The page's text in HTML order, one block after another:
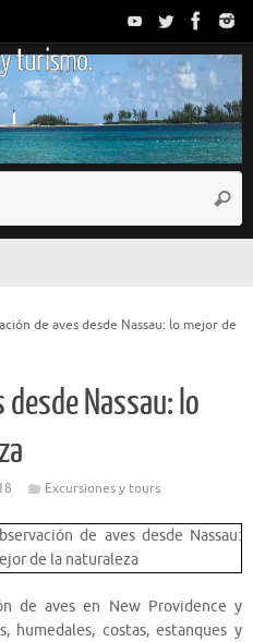
turismo.
de aves desde Nassau: lo mejor de
Nassau: lo
Excursiones y tours
de aves en New Providence y
humedales, costas, estanques y